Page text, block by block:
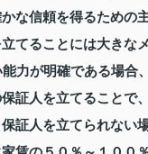
な信頼を得るための
てることには大き
力が明確である場
証人を立てることで
証人を立てられない